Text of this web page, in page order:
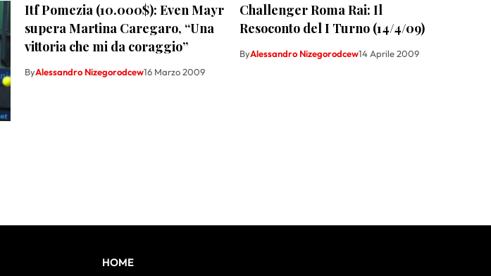
Itf Pomezia (10.000$): Even Mayr
supera Martina Caregaro, “Una
vittoria che mi da coraggio”
ByAlessandro Nizegorodcew16 Marzo 2009
Challenger Roma Rai: Il
Resoconto del I Turno (14/4/09)
ByAlessandro Nizegorodcew14 Aprile 2009
HOME